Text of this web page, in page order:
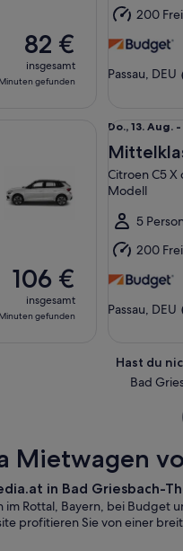
82 €
insgesamt
gefunden
Aug. 200
Passau, DEU
106 €
insgesamt
gefunden
Do.,
13.
Aug.
bis
14.
Aug.
Do., 13. Aug.
Citroen C5
Modell
5
200
Passau, DEU
Hast du
Bad
Mietwagen
in Bad Griesbach-
im Rottal, Bayern, bei
profitieren Sie von einer